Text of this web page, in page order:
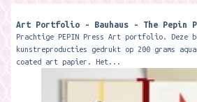
Art Portfolio - Bauhaus - The Pepin
Prachtige PEPIN Press Art portfolio. Deze
kunstreproducties gedrukt op 200 grams
coated art papier. Het...